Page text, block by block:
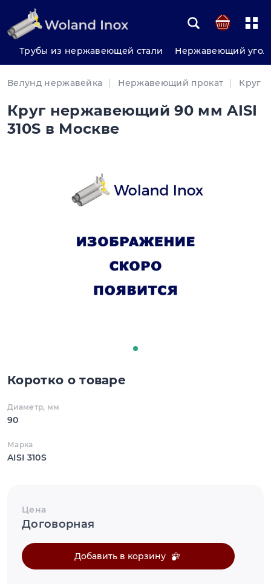
Трубы из нержавеющей стали Нержавеющий
Велунд нержавейка Нержавеющий прокат Круг
Круг нержавеющий 90 мм AISI
310S в Москве
Коротко о товаре
Диаметр, мм
90
Марка
AISI 310S
Цена
Договорная
Добавить в корзину